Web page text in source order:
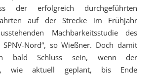
der erfolgreich durchgeführten
auf der Strecke im Frühjahr
Machbarkeitsstudie des
SPNV-Nord“, so Wießner. Doch damit
bald Schluss sein, wenn der
wie aktuell geplant, bis Ende